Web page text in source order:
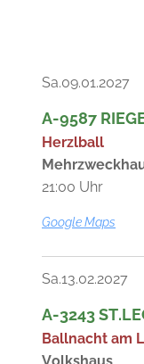
Sa.09.01.2027
A-9587
Herzlball
21:00 Uhr
Google Maps
Sa.13.02.2027
A-3243
Ballnacht am